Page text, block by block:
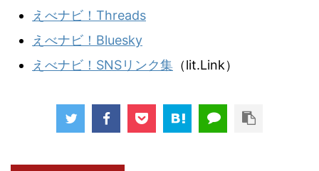
えべナビ！Threads
えべナビ！Bluesky
えべナビ！SNSリンク集 （lit.Link）